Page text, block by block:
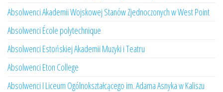
Absolwenci Akademii Wojskowej Stanów Zjednoczonych w West Point
Absolwenci École polytechnique
Absolwenci Estońskiej Akademii Muzyki i Teatru
Absolwenci Eton College
Absolwenci I Liceum Ogólnokształcącego im. Adama Asnyka w Kaliszu